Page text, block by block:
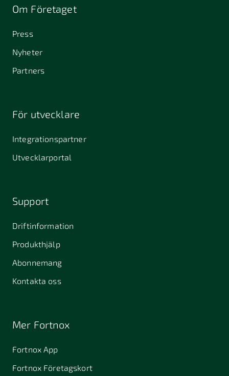
Om Företaget
Press
Nyheter
Partners
För utvecklare
Integrationspartner
Utvecklarportal
Support
Driftinformation
Produkthjälp
Abonnemang
Kontakta oss
Mer Fortnox
Fortnox App
Fortnox Företagskort